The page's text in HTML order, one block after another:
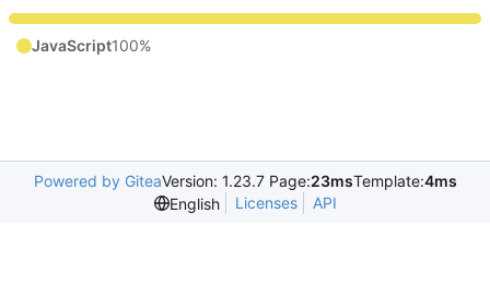
JavaScript100%
Powered by GiteaVersion: 1.23.7 Page:23msTemplate:4ms
English
Licenses API